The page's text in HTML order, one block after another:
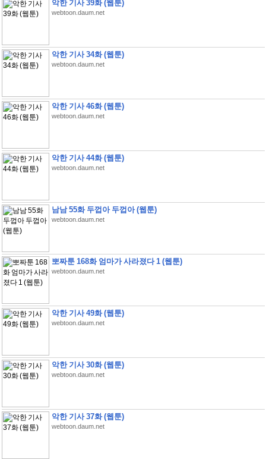
악한 기사 39화 (웹툰)
webtoon.daum.net
악한 기사 34화 (웹툰)
webtoon.daum.net
악한 기사 46화 (웹툰)
webtoon.daum.net
악한 기사 44화 (웹툰)
webtoon.daum.net
남남 55화 두껍아 두껍아 (웹툰)
webtoon.daum.net
뽀짜툰 168화 엄마가 사라졌다 1 (웹툰)
webtoon.daum.net
악한 기사 49화 (웹툰)
webtoon.daum.net
악한 기사 30화 (웹툰)
webtoon.daum.net
악한 기사 37화 (웹툰)
webtoon.daum.net